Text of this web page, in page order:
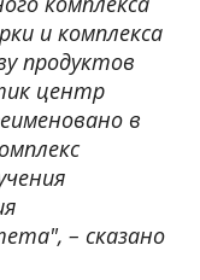
и комплекса
продуктов
центр
в
– сказано